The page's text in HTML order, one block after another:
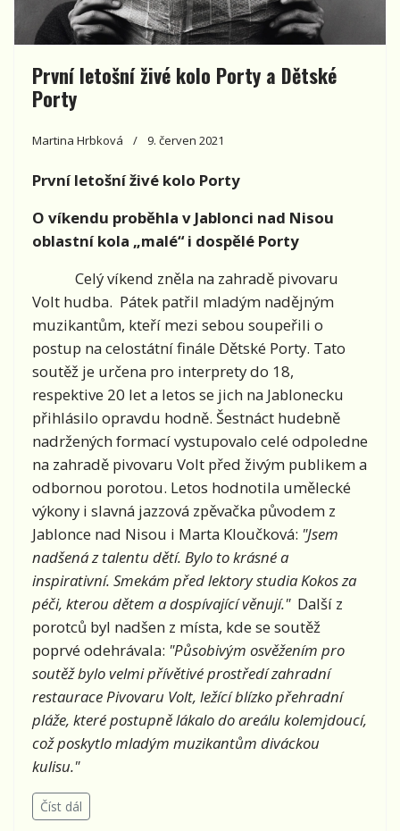
První letošní živé kolo Porty a Dětské
Porty
Martina Hrbková 9. červen 2021
První letošní živé kolo Porty
O víkendu proběhla v Jablonci nad Nisou
oblastní kola „malé“ i dospělé Porty
Celý víkend zněla na zahradě pivovaru
Volt hudba. Pátek patřil mladým nadějným
muzikantům, kteří mezi sebou soupeřili o
postup na celostátní finále Dětské Porty. Tato
soutěž je určena pro interprety do 18,
respektive 20 let a letos se jich na Jablonecku
přihlásilo opravdu hodně. Šestnáct hudebně
nadržených formací vystupovalo celé odpoledne
na zahradě pivovaru Volt před živým publikem a
odbornou porotou. Letos hodnotila umělecké
výkony i slavná jazzová zpěvačka původem z
Jablonce nad Nisou i Marta Kloučková: "Jsem
nadšená z talentu dětí. Bylo to krásné a
inspirativní. Smekám před lektory studia Kokos za
péči, kterou dětem a dospívající věnují."Další z
porotců byl nadšen z místa, kde se soutěž
poprvé odehrávala: "Působivým osvěžením pro
soutěž bylo velmi přívětivé prostředí zahradní
restaurace Pivovaru Volt, ležící blízko přehradní
pláže, které postupně lákalo do areálu kolemjdoucí,
což poskytlo mladým muzikantům diváckou
kulisu."
Číst dál